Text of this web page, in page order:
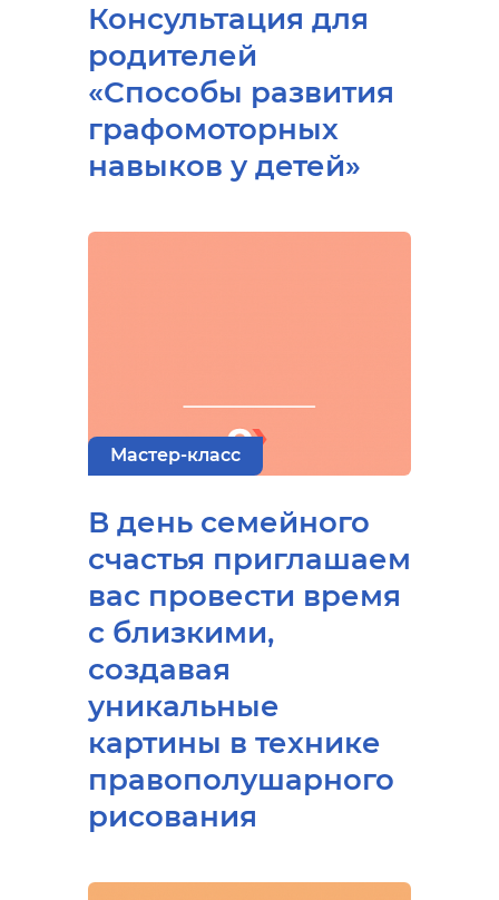
Консультация для
родителей
«Способы развития
графомоторных
навыков у детей»
Мастер-класс
В день семейного
счастья приглашаем
вас провести время
с близкими,
создавая
уникальные
картины в технике
правополушарного
рисования